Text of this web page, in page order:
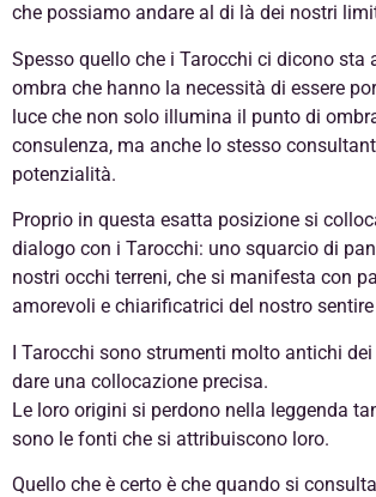
che possiamo andare al di là dei nostri
Spesso quello che i Tarocchi ci dicono sta
ombra che hanno la necessità di essere
luce che non solo illumina il punto di
consulenza, ma anche lo stesso
potenzialità.
Proprio in questa esatta posizione si
dialogo con i Tarocchi: uno squarcio di
nostri occhi terreni, che si manifesta con
amorevoli e chiarificatrici del nostro
I Tarocchi sono strumenti molto antichi
dare una collocazione precisa.
Le loro origini si perdono nella leggenda
sono le fonti che si attribuiscono loro.
Quello che è certo è che quando si